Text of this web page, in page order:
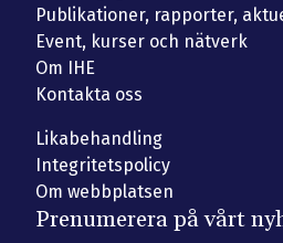
Publikationer, rapporter,
Event, kurser och nätverk
Om IHE
Kontakta oss
Likabehandling
Integritetspolicy
Om webbplatsen
Prenumerera på vårt